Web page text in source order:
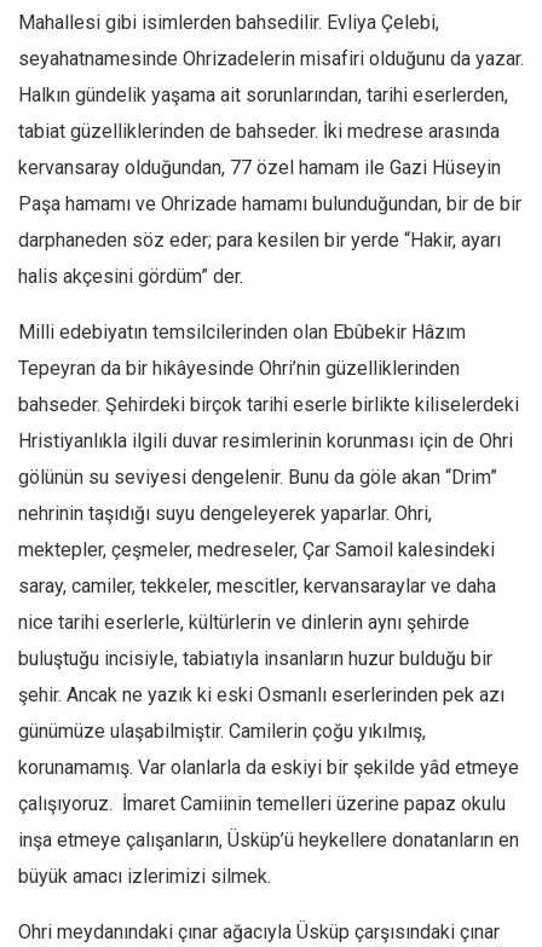
Mahallesi gibi isimlerden bahsedilir. Evliya Çelebi,
seyahatnamesinde Ohrizadelerin misafiri olduğunu da yazar.
Halkın gündelik yaşama ait sorunlarından, tarihi eserlerden,
tabiat güzelliklerinden de bahseder. İki medrese arasında
kervansaray olduğundan, 77 özel hamam ile Gazi Hüseyin
Paşa hamamı ve Ohrizade hamamı bulunduğundan, bir de bir
darphaneden söz eder; para kesilen bir yerde “Hakir, ayarı
halis akçesini gördüm” der.
Milli edebiyatın temsilcilerinden olan Ebûbekir Hâzım
Tepeyran da bir hikâyesinde Ohri’nin güzelliklerinden
bahseder. Şehirdeki birçok tarihi eserle birlikte kiliselerdeki
Hristiyanlıkla ilgili duvar resimlerinin korunması için de Ohri
gölünün su seviyesi dengelenir. Bunu da göle akan “Drim”
nehrinin taşıdığı suyu dengeleyerek yaparlar. Ohri,
mektepler, çeşmeler, medreseler, Çar Samoil kalesindeki
saray, camiler, tekkeler, mescitler, kervansaraylar ve daha
nice tarihi eserlerle, kültürlerin ve dinlerin aynı şehirde
buluştuğu incisiyle, tabiatıyla insanların huzur bulduğu bir
şehir. Ancak ne yazık ki eski Osmanlı eserlerinden pek azı
günümüze ulaşabilmiştir. Camilerin çoğu yıkılmış,
korunamamış. Var olanlarla da eskiyi bir şekilde yâd etmeye
çalışıyoruz. İmaret Camiinin temelleri üzerine papaz okulu
inşa etmeye çalışanların, Üsküp’ü heykellere donatanların en
büyük amacı izlerimizi silmek.
Ohri meydanındaki çınar ağacıyla Üsküp çarşısındaki çınar